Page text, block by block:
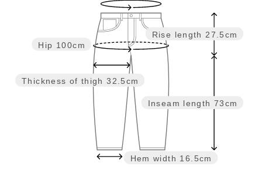
Inseam length 73cm
Rise length 27.5cm
Hem width 16.5cm
Thickness of thigh 32.5cm
Hip 100cm